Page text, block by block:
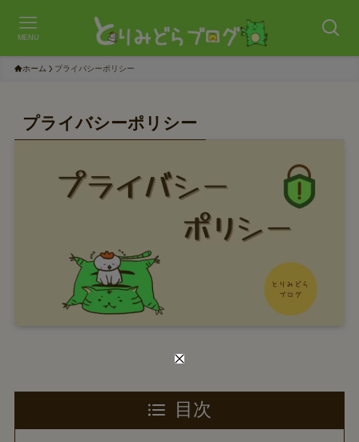
MENU
ホーム プライバシーポリシー
プライバシーポリシー
目次